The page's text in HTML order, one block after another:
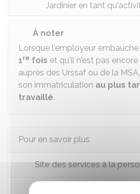
Jardinier en tant
À noter
Lorsque l'employeur
1re fois et qu'il n'est pas
auprès des Urssaf ou de la MSA
son immatriculation au plus
travaillé.
Pour en savoir plus
Site des services à la